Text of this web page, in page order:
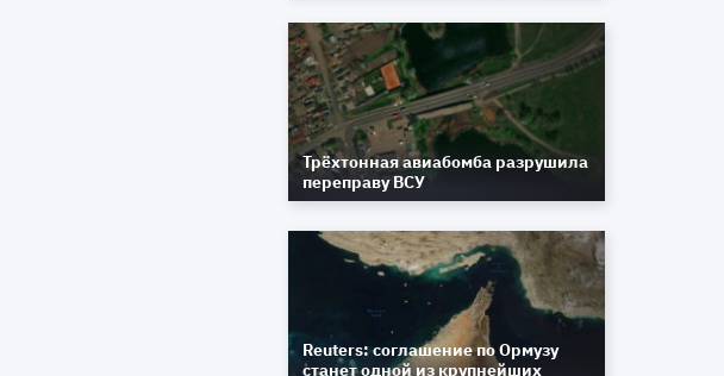
Трёхтонная авиабомба разрушила
переправу ВСУ
Reuters: соглашение по Ормузу
станет одной из крупнейших